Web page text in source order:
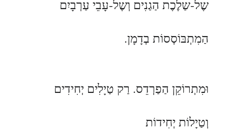
שֶל-שַלֶכֶת הַגַנִים וְשֶל-עָבֵי עַרְבָיִם
הַמִתְבּוֹסְסוֹת בְדָמָן.
וּמִתְרוֹקֵן הַפַרְדֵס. רַק טַיָלִים יְחִידִים
וְטַיָלוֹת יְחִידוֹת